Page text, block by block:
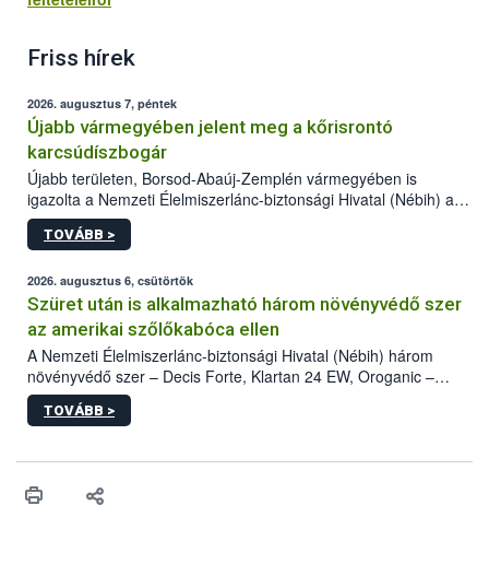
Friss hírek
2026. augusztus 7, péntek
Újabb vármegyében jelent meg a kőrisrontó
karcsúdíszbogár
Újabb területen, Borsod-Abaúj-Zemplén vármegyében is
igazolta a Nemzeti Élelmiszerlánc-biztonsági Hivatal (Nébih) a
kőrisrontó karcsúdíszbogár (Agrilus planipennis) jelenlétét. A
kártevőt nem csak színcsapdában találták meg, de már fertőzött
az intenzív felderítést, emellett az intézkedéseket a szlovák
hatósággal is összehangolják a terjedés megállítása érdekében.
TOVÁBB >
2026. augusztus 6, csütörtök
Szüret után is alkalmazható három növényvédő szer
az amerikai szőlőkabóca ellen
A Nemzeti Élelmiszerlánc-biztonsági Hivatal (Nébih) három
növényvédő szer – Decis Forte, Klartan 24 EW, Oroganic –
engedélyokiratát módosította, így azok a szüretet követően,
egészen a vesszőérettség (BBCH 91) stádiumáig
érésű szőlőkben is legyen lehetőség a károsító elleni további
felhasználók számára is elérhető és ökológiai termesztésben is
TOVÁBB >